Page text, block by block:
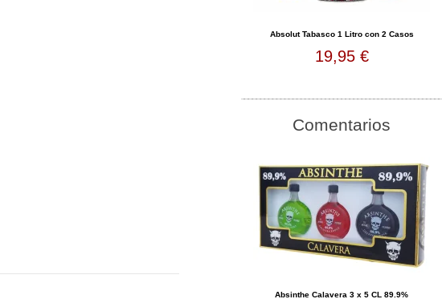
Absolut Tabasco 1 Litro con 2 Casos
19,95 €
Comentarios
Absinthe Calavera 3 x 5 CL 89.9%